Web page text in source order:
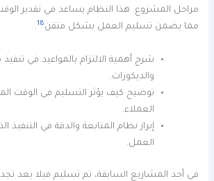
مراحل المشروع. هذا النظام يساعد في تقدير
مما يضمن تسليم العمل بشكل متقن18
.
شرح أهمية الالتزام بالمواعيد في
والديكورات.
توضيح كيف يؤثر التسليم في الوقت
العملاء.
إبراز نظام المتابعة والدقة في التنفيذ
العمل.
في أحد المشاريع السابقة، تم تسليم فيلا بعد